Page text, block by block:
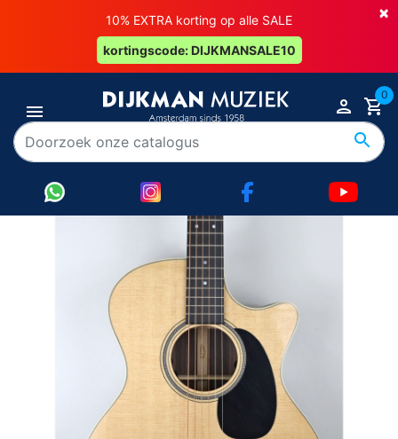
×
10% EXTRA korting op alle SALE
kortingscode: DIJKMANSALE10
0